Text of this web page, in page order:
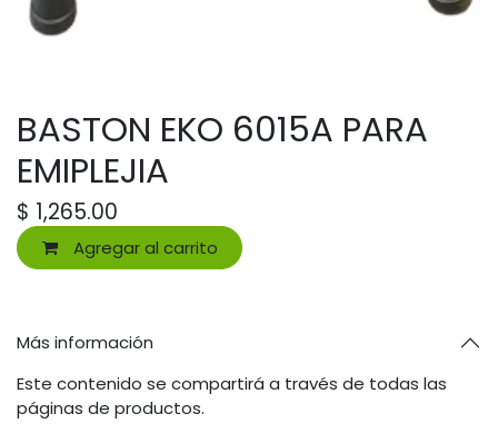
BASTON EKO 6015A PARA
EMIPLEJIA
$ 1,265.00
Agregar al carrito
Más información
Este contenido se compartirá a través de todas las
páginas de productos.